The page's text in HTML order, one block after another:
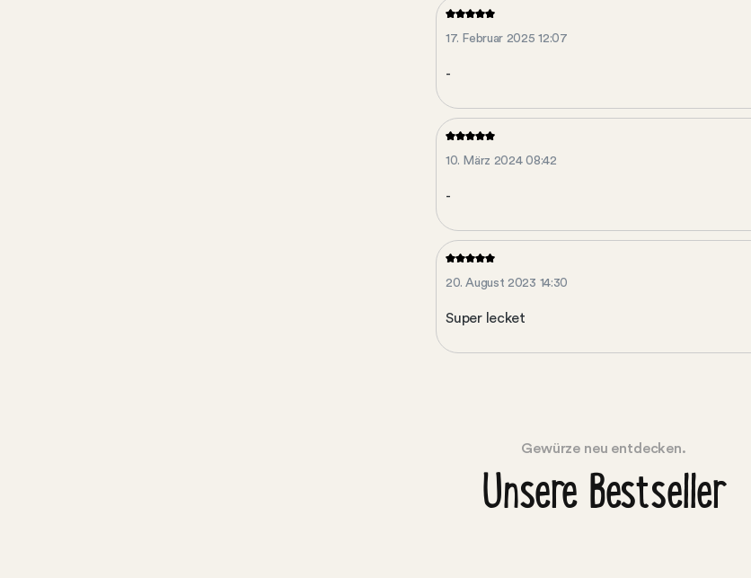
17. Februar 2025 12:07
-
10. März 2024 08:42
-
20. August 2023 14:30
Super lecket
Gewürze neu entdecken.
Unsere Bestseller